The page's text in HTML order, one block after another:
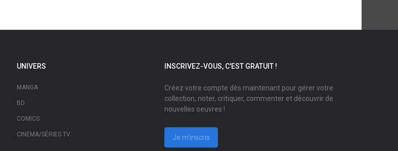
UNIVERS
MANGA
BD
COMICS
CINÉMA/SÉRIES TV
INSCRIVEZ-VOUS, C'EST GRATUIT !
Créez votre compte dès maintenant pour gérer votre
collection, noter, critiquer, commenter et découvrir de
nouvelles oeuvres !
Je m'inscris